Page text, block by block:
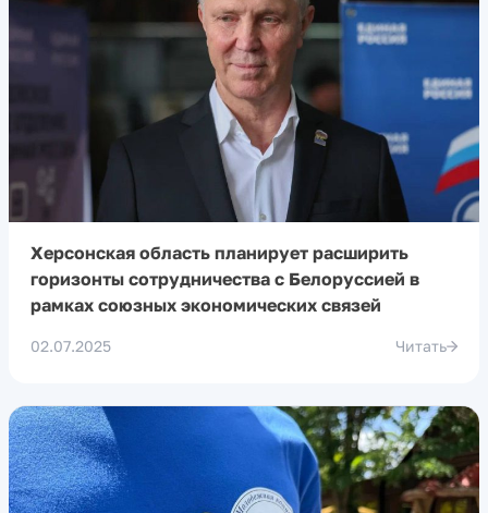
Херсонская область планирует расширить
горизонты сотрудничества с Белоруссией в
рамках союзных экономических связей
02.07.2025 Читать